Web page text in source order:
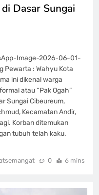
Dasar Sungai
Image-2026-06-01-
Pewarta : Wahyu Kota
ini dikenal warga
atau “Pak Ogah”
Sungai Cibeureum,
Kecamatan Andir,
Korban ditemukan
tubuh telah kaku.
0 6 mins